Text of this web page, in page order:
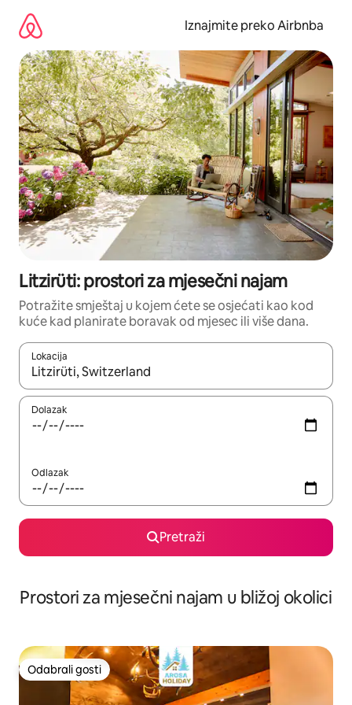
sadržaj
Iznajmite preko Airbnba
Litzirüti: prostori za mjesečni najam
Potražite smještaj u kojem ćete se osjećati kao kod
kuće kad planirate boravak od mjesec ili više dana.
Lokacija
Kada budu dostupni rezultati, moći ćete ih pregledati
Dolazak
Odlazak
Pretraži
Prostori za mjesečni najam u bližoj okolici
Odabrali gosti
Odabrali gosti